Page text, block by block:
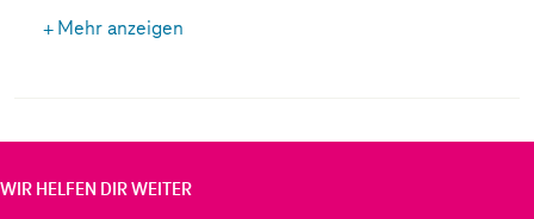
Mehr anzeigen
WIR HELFEN DIR WEITER